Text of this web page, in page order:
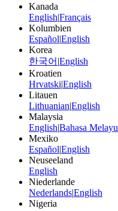
Kanada
English|Français
Kolumbien
Español|English
Korea
한국어 |English
Kroatien
Hrvatski|English
Litauen
Lithuanian|English
Malaysia
English|Bahasa Melayu
Mexiko
Español|English
Neuseeland
English
Niederlande
Nederlands|English
Nigeria